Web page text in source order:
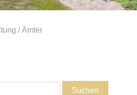
/Ämter
Suchen